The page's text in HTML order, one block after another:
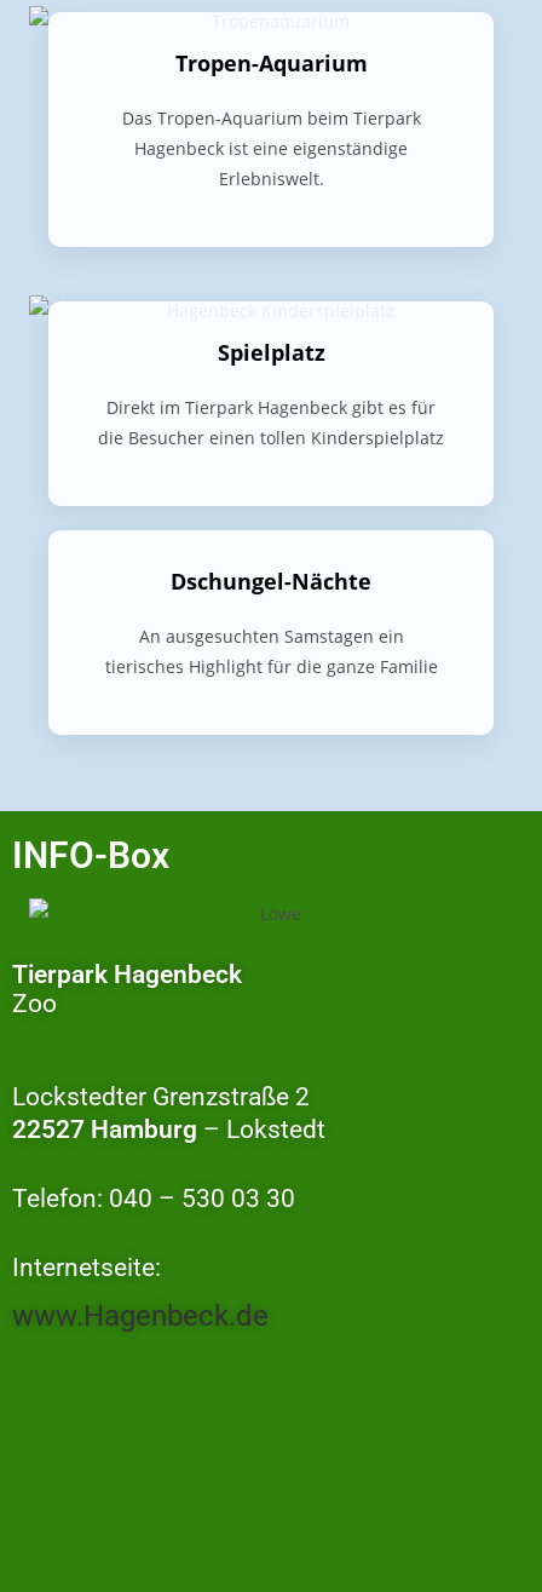
Tropen-Aquarium
Das Tropen-Aquarium beim Tierpark
Hagenbeck ist eine eigenständige
Erlebniswelt.
Spielplatz
Direkt im Tierpark Hagenbeck gibt es für
die Besucher einen tollen Kinderspielplatz
Dschungel-Nächte
An ausgesuchten Samstagen ein
tierisches Highlight für die ganze Familie
INFO-Box
Tierpark Hagenbeck
Zoo
Lockstedter Grenzstraße 2
22527 Hamburg – Lokstedt
Telefon: 040 – 530 03 30
Internetseite:
www.Hagenbeck.de